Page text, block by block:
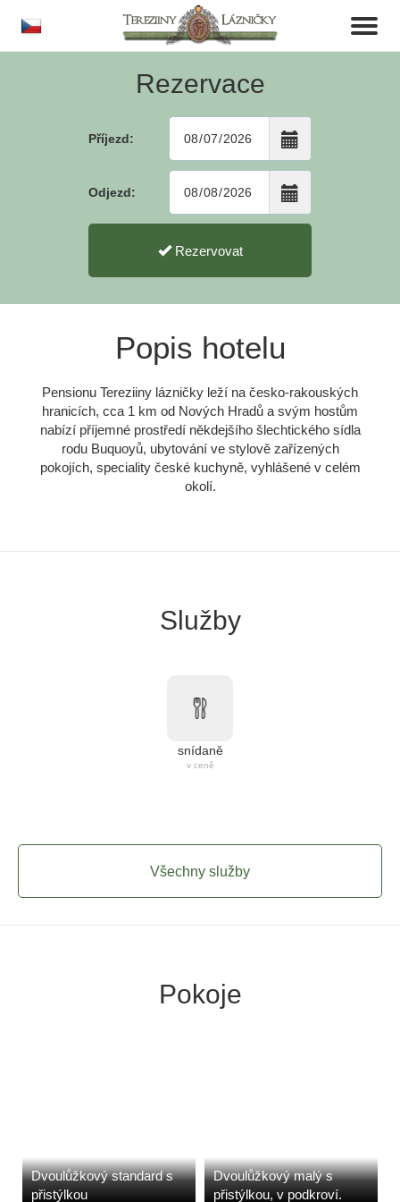
Toggle
Rezervace
Příjezd:
Odjezd:
Rezervovat
Popis hotelu
Pensionu Tereziiny lázničky leží na česko-rakouských
hranicích, cca 1 km od Nových Hradů a svým hostům
nabízí příjemné prostředí někdejšího šlechtického sídla
rodu Buquoyů, ubytování ve stylově zařízených
pokojích, speciality české kuchyně, vyhlášené v celém
okolí.
Služby
snídaně
v ceně
Všechny služby
Pokoje
Dvoulůžkový standard s
přistýlkou
Dvoulůžkový malý s
přistýlkou, v podkroví.